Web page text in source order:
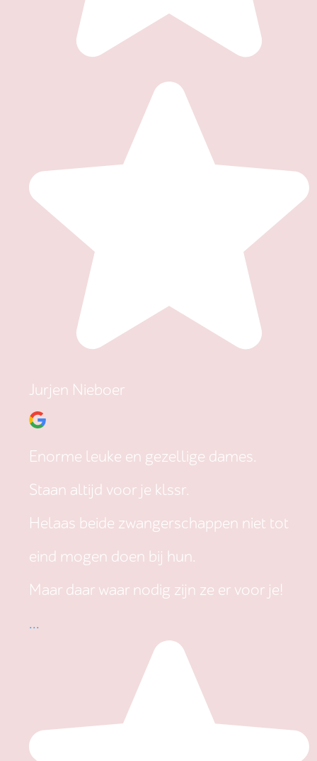
Jurjen Nieboer
Enorme leuke en gezellige dames.
Staan altijd voor je klssr.
Helaas beide zwangerschappen niet tot
eind mogen doen bij hun.
Maar daar waar nodig zijn ze er voor je!
...